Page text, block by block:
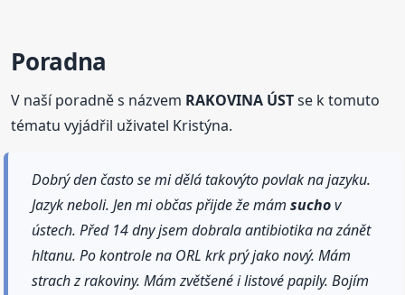
Poradna
V naší poradně s názvem RAKOVINA ÚSTse k tomuto
tématu vyjádřil uživatel Kristýna.
Dobrý den často se mi dělá takovýto povlak na jazyku.
Jazyk neboli. Jen mi občas přijde že mámsuchov
ústech. Před 14 dny jsem dobrala antibiotika na zánět
hltanu. Po kontrole na ORL krk prý jako nový. Mám
strach z rakoviny. Mám zvětšené i listové papily. Bojím